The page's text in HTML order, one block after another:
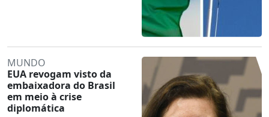
MUNDO
EUA revogam visto da
embaixadora do Brasil
em meio à crise
diplomática